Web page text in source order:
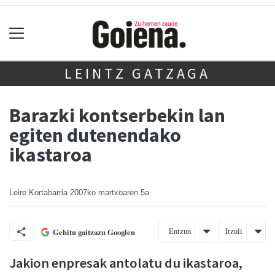
LEINTZ GATZAGA
Barazki kontserbekin lan
egiten dutenendako
ikastaroa
Leire Kortabarria 2007ko martxoaren 5a
Gehitu gaitzazu Googlen Entzun Itzuli
Jakion enpresak antolatu du ikastaroa,